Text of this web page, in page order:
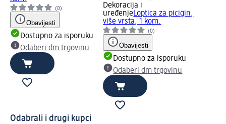
(0)
Obavijesti
Dostupno za isporuku
Odaberi dm trgovinu
Dekoracija i
uređenjeLoptica za picigin,
više vrsta, 1 kom.
(0)
Obavijesti
Dostupno za isporuku
Odaberi dm trgovinu
Odabrali i drugi kupci